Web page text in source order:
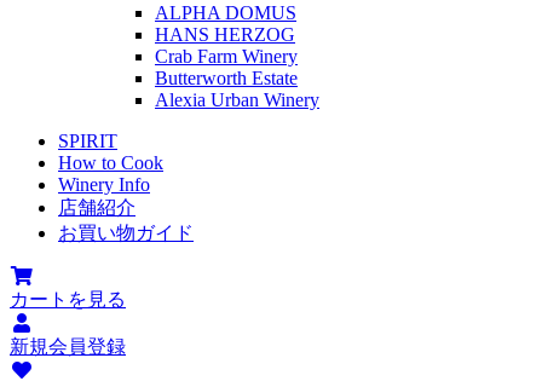
ALPHA DOMUS
HANS HERZOG
Crab Farm Winery
Butterworth Estate
Alexia Urban Winery
SPIRIT
How to Cook
Winery Info
店舗紹介
お買い物ガイド
カートを見る
新規会員登録